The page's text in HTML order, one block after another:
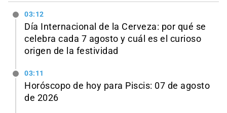
03:12
Día Internacional de la Cerveza: por qué se
celebra cada 7 agosto y cuál es el curioso
origen de la festividad
03:11
Horóscopo de hoy para Piscis: 07 de agosto
de 2026